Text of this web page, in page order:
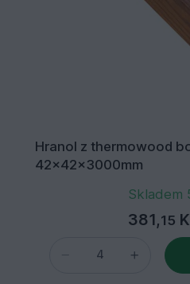
Hranol z thermowood
42x42x3000mm
Skladem
381,15